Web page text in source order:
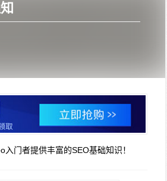
门者提供丰富的SEO基础知识！